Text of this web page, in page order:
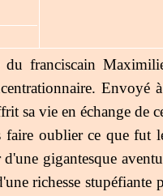
franciscain
Envoyé
sa vie en échange de
oublier ce que fut
gigantesque
richesse stupéfiante